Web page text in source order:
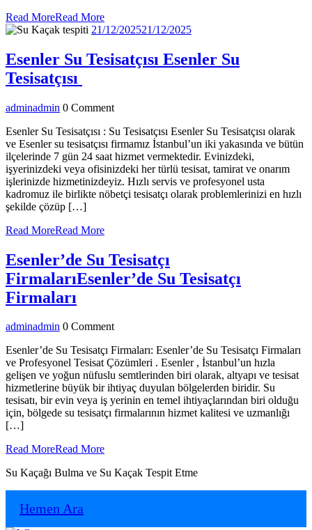
Read MoreRead More
21/12/202521/12/2025
Esenler Su Tesisatçısı Esenler Su
Tesisatçısı
adminadmin 0 Comment
Esenler Su Tesisatçısı : Su Tesisatçısı Esenler Su Tesisatçısı olarak
ve Esenler su tesisatçısı firmamız İstanbul’un iki yakasında ve bütün
ilçelerinde 7 gün 24 saat hizmet vermektedir. Evinizdeki,
işyerinizdeki veya ofisinizdeki her türlü tesisat, tamirat ve onarım
işlerinizde hizmetinizdeyiz. Hızlı servis ve profesyonel usta
kadromuz ile birlikte nöbetçi tesisatçı olarak problemlerinizi en hızlı
şekilde çözüp […]
Read MoreRead More
Esenler’de Su Tesisatçı
FirmalarıEsenler’de Su Tesisatçı
Firmaları
adminadmin 0 Comment
Esenler’de Su Tesisatçı Firmaları: Esenler’de Su Tesisatçı Firmaları
ve Profesyonel Tesisat Çözümleri . Esenler , İstanbul’un hızla
gelişen ve yoğun nüfuslu semtlerinden biri olarak, altyapı ve tesisat
hizmetlerine büyük bir ihtiyaç duyulan bölgelerden biridir. Su
tesisatı, bir evin veya iş yerinin en temel ihtiyaçlarından biri olduğu
için, bölgede su tesisatçı firmalarının hizmet kalitesi ve uzmanlığı
[…]
Read MoreRead More
Su Kaçağı Bulma ve Su Kaçak Tespit Etme
Hemen Ara